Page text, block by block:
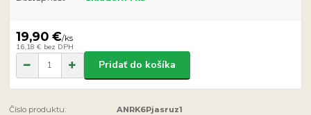
19,90 €/ks
16,18 € bez DPH
Pridať do košíka
Číslo produktu: ANRK6Pjasruz1